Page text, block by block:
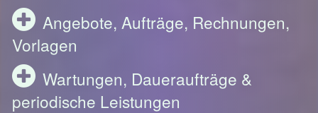
Angebote, Aufträge, Rechnungen,
Vorlagen
Wartungen, Daueraufträge &
periodische Leistungen